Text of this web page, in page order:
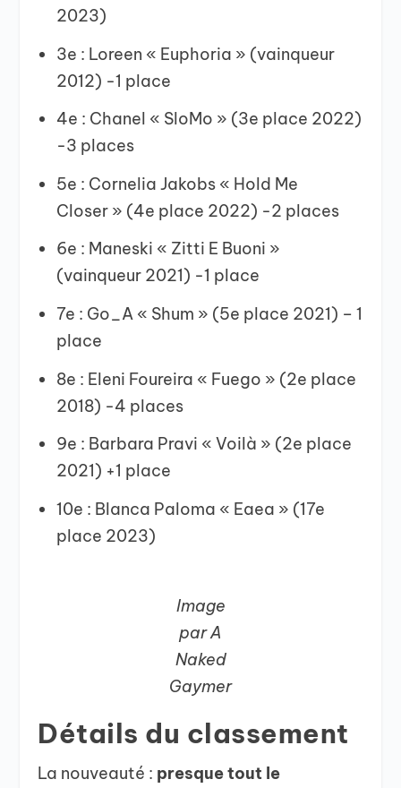
2023)
3e : Loreen « Euphoria » (vainqueur
2012) -1 place
4e : Chanel « SloMo » (3e place 2022)
-3 places
5e : Cornelia Jakobs « Hold Me
Closer » (4e place 2022) -2 places
6e : Maneski « Zitti E Buoni »
(vainqueur 2021) -1 place
7e : Go_A « Shum » (5e place 2021) – 1
place
8e : Eleni Foureira « Fuego » (2e place
2018) -4 places
9e : Barbara Pravi « Voilà » (2e place
2021) +1 place
10e : Blanca Paloma « Eaea » (17e
place 2023)
Image
par A
Naked
Gaymer
Détails du classement
La nouveauté : presque tout le